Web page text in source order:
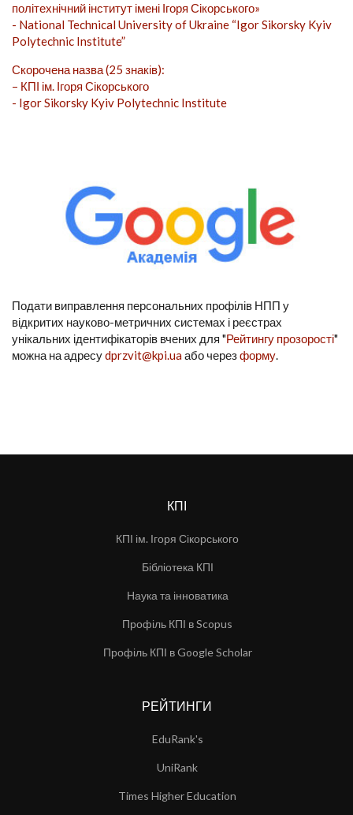
політехнічний інститут імені Ігоря Сікорського»
- National Technical University of Ukraine “Igor Sikorsky Kyiv
Polytechnic Institute”
Скорочена назва (25 знаків):
– КПІ ім. Ігоря Сікорського
- Igor Sikorsky Kyiv Polytechnic Institute
Подати виправлення персональних профілів НПП у
відкритих науково-метричних системах і реєстрах
унікальних ідентифікаторів вчених для "Рейтингу прозорості"
можна на адресуdprzvit@kpi.uaабо черезформу.
КПІ
КПІ ім. Ігоря Сікорського
Бібліотека КПІ
Наука та інноватика
Профіль КПІ в Scopus
Профіль КПІ в Google Scholar
РЕЙТИНГИ
EduRank's
UniRank
Times Higher Education